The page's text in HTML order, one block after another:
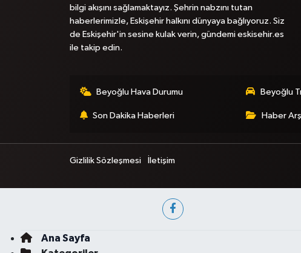
bilgi akışını sağlamaktayız. Şehrin nabzını tutan
haberlerimizle, Eskişehir halkını dünyaya bağlıyoruz. Siz
de Eskişehir'in sesine kulak verin, gündemi eskisehir.es
ile takip edin.
Beyoğlu Hava Durumu Beyoğlu
Son Dakika Haberleri Haber
Gizlilik Sözleşmesi İletişim
Ana Sayfa